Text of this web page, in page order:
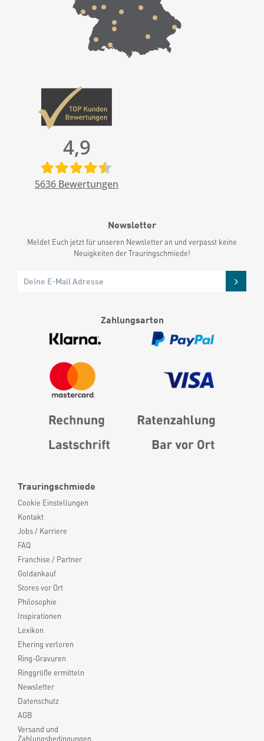
Trauringschmiede
Cookie Einstellungen
Kontakt
Jobs / Karriere
FAQ
Franchise / Partner
Goldankauf
Stores vor Ort
Philosophie
Inspirationen
Lexikon
Ehering verloren
Ring-Gravuren
Ringgröße ermitteln
Newsletter
Datenschutz
AGB
Versand und
Zahlungsbedingungen
4,9
5636 Bewertungen
Newsletter
Meldet Euch jetzt für unseren Newsletter an und verpasst keine
Neuigkeiten der Trauringschmiede!
Zahlungsarten